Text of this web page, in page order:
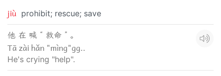
jiù prohibit; rescue; save
他 在 喊 “ 救命 ” 。
Tā zài hǎn "mìng"gg..
He's crying "help".